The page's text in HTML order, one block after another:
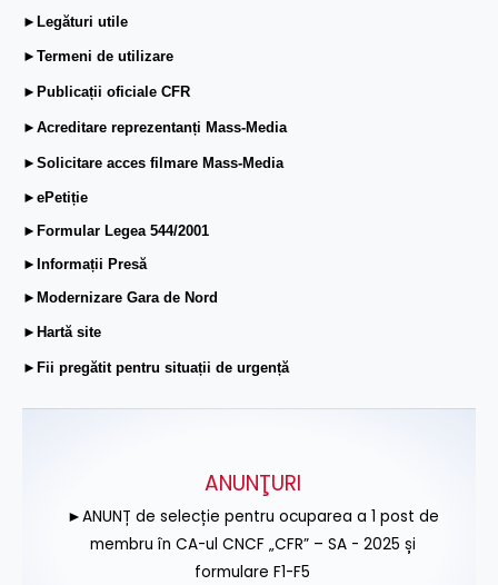
►Legături utile
►Termeni de utilizare
►Publicații oficiale CFR
►Acreditare reprezentanți Mass-Media
►Solicitare acces filmare Mass-Media
►ePetiție
►Formular Legea 544/2001
►Informații Presă
►Modernizare Gara de Nord
►Hartă site
►Fii pregătit pentru situații de urgență
ANUNŢURI
►ANUNȚ de selecție pentru ocuparea a 1 post de
membru în CA-ul CNCF „CFR” – SA - 2025 și
formulare F1-F5